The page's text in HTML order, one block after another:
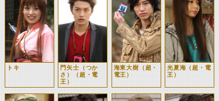
トキ
門矢士（つか
さ）（超・電
王）
海東大樹（超・
電王）
光夏海（超・電
王）